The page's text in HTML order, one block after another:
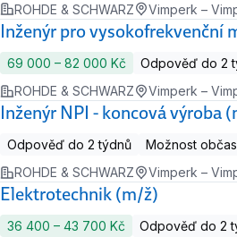
ROHDE & SCHWARZ
Vimperk –
Inženýr pro vysokofrekvenční
69 000 ‍–‍ 82 000 Kč Odpověď do 2
ROHDE & SCHWARZ
Vimperk –
Inženýr NPI - koncová výroba
Odpověď do 2 týdnů
Možnost
ROHDE & SCHWARZ
Vimperk –
Elektrotechnik (m/ž)
36 400 ‍–‍ 43 700 Kč Odpověď do 2